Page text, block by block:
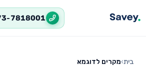
7818001
בית›מקרים לדוגמא